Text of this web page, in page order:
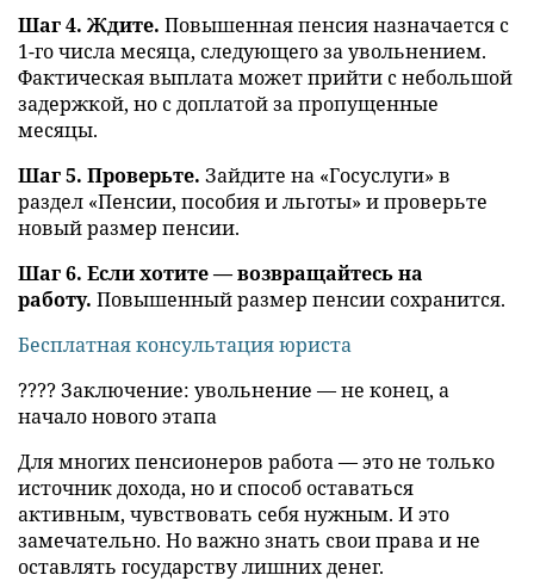
Шаг 4. Ждите. Повышенная пенсия назначается с
1-го числа месяца, следующего за увольнением.
Фактическая выплата может прийти с небольшой
задержкой, но с доплатой за пропущенные
месяцы.
Шаг 5. Проверьте. Зайдите на «Госуслуги» в
раздел «Пенсии, пособия и льготы» и проверьте
новый размер пенсии.
Шаг 6. Если хотите — возвращайтесь на
работу. Повышенный размер пенсии сохранится.
Бесплатная консультация юриста
???? Заключение: увольнение — не конец, а
начало нового этапа
Для многих пенсионеров работа — это не только
источник дохода, но и способ оставаться
активным, чувствовать себя нужным. И это
замечательно. Но важно знать свои права и не
оставлять государству лишних денег.